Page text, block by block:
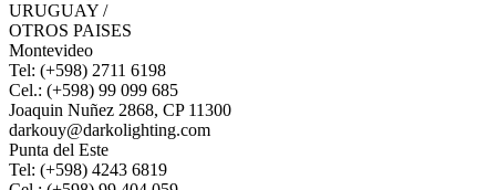
URUGUAY /
OTROS PAISES
Montevideo
Tel: (+598) 2711 6198
Cel.: (+598) 99 099 685
Joaquin Nuñez 2868, CP 11300
darkouy@darkolighting.com
Punta del Este
Tel: (+598) 4243 6819